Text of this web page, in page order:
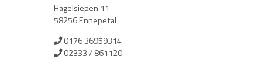
Hagelsiepen 11
58256 Ennepetal
0176 36959314
02333 / 861120